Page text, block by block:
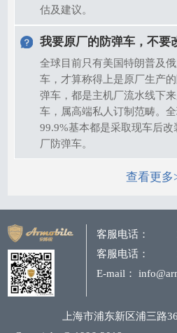
估及建议。
我要原厂的防弹车，不要
全球目前只有美国特朗普及
车，才算称得上是原厂生产
弹车，都是主机厂流水线下
车，属高端私人订制范畴。
99.9%基本都是采取现车后
厂防弹车。
查看更多
客服电话：
客服电话：
E-mail：
上海市浦东新区浦三路